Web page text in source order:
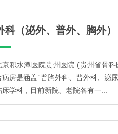
科（泌外、普外、胸外）
京积水潭医院贵州医院 (贵州省骨
病房是涵盖“普胸外科、普外科、泌
床学科，目前新院、老院各有一...